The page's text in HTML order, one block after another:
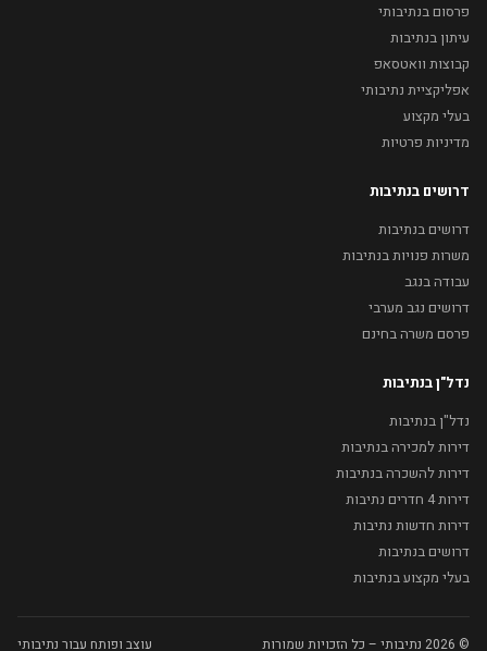
פרסום בנתיבותי
עיתון בנתיבות
קבוצות וואטסאפ
אפליקציית נתיבותי
בעלי מקצוע
מדיניות פרטיות
דרושים בנתיבות
דרושים בנתיבות
משרות פנויות בנתיבות
עבודה בנגב
דרושים נגב מערבי
פרסם משרה בחינם
נדל"ן בנתיבות
נדל"ן בנתיבות
דירות למכירה בנתיבות
דירות להשכרה בנתיבות
דירות 4 חדרים נתיבות
דירות חדשות נתיבות
דרושים בנתיבות
בעלי מקצוע בנתיבות
© 2026 נתיבותי – כל הזכויות שמורות עוצב ופותח עבור נתיבותי